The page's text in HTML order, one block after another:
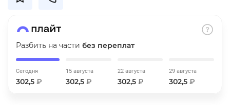
Разбить на части без переплат
Сегодня
302,5 ₽
15 августа
302,5₽
22 августа
302,5 ₽
29 августа
302,5 ₽
8 800 302-02-51